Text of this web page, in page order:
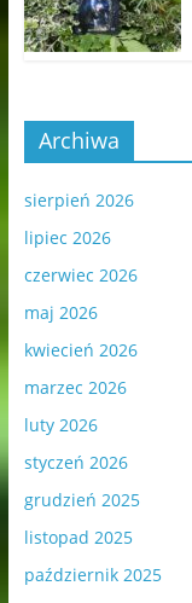
Archiwa
sierpień 2026
lipiec 2026
czerwiec 2026
maj 2026
kwiecień 2026
marzec 2026
luty 2026
styczeń 2026
grudzień 2025
listopad 2025
październik 2025